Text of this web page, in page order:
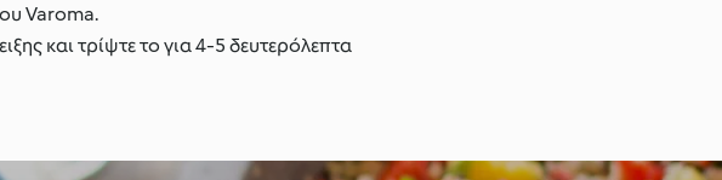
Varoma.
και τρίψτε το για 4-5 δευτερόλεπτα